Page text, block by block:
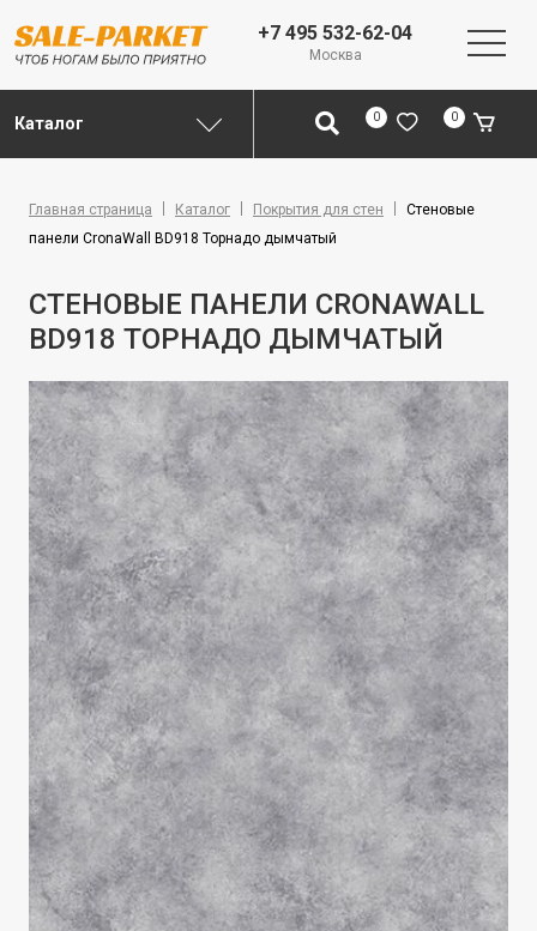
+7 495 532-62-04
Москва
Каталог 0 0
Главная страница Каталог Покрытия для стен
Стеновые
панели CronaWall BD918 Торнадо дымчатый
СТЕНОВЫЕ ПАНЕЛИ CRONAWALL
BD918 ТОРНАДО ДЫМЧАТЫЙ